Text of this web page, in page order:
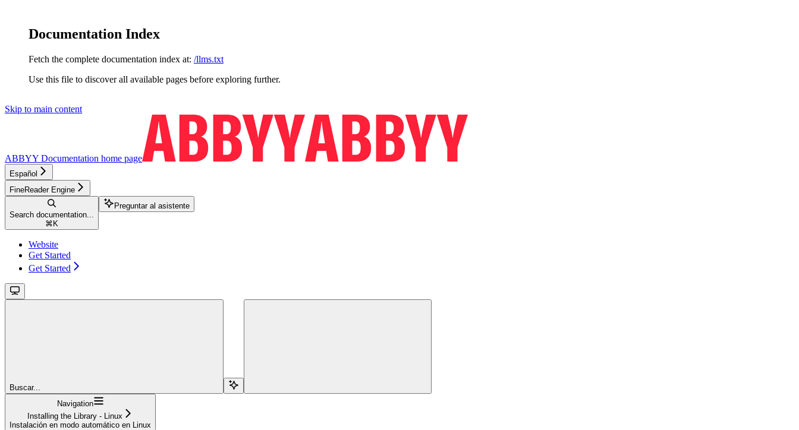
Documentation Index
Fetch the complete documentation index at: /llms.txt
Use this file to discover all available pages before exploring further.
Skip to main content
ABBYY Documentation home page
Español
FineReader Engine
Search documentation...
⌘ K
Preguntar al asistente
Website
Get Started
Get Started
Buscar...
Navigation
Installing the Library - Linux
Instalación en modo automático en Linux